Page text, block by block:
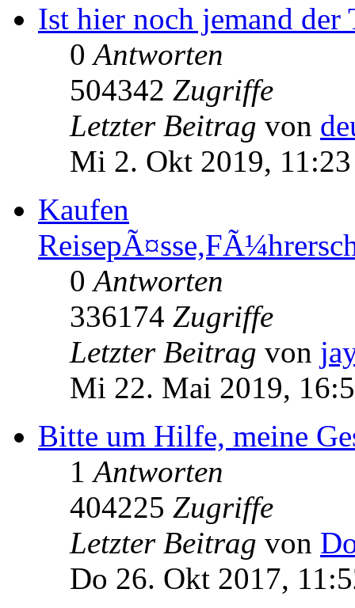
Ist hier noch jemand der
0Antworten
504342 Zugriffe
Letzter Beitrag von
Mi 2. Okt 2019, 11:23
Kaufen
0Antworten
336174 Zugriffe
Letzter Beitrag von
Mi 22. Mai 2019,
Bitte um Hilfe, meine
1Antworten
404225 Zugriffe
Letzter Beitrag von
Do 26. Okt 2017,